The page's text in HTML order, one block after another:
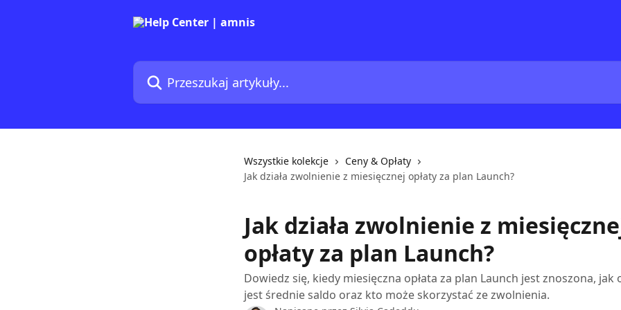
Przeszukaj artykuły...
Wszystkie kolekcje
Ceny & Opłaty
Jak działa zwolnienie z miesięcznej opłaty za plan Launch?
Jak działa zwolnienie z
opłaty za plan Launch?
Dowiedz się, kiedy miesięczna opłata za plan Launch jest znoszona, jak
jest średnie saldo oraz kto może skorzystać ze zwolnienia.